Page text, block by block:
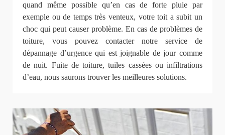
quand même possible qu’en cas de forte pluie par
exemple ou de temps très venteux, votre toit a subit un
choc qui peut causer problème. En cas de problèmes de
toiture, vous pouvez contacter notre service de
dépannage d’urgence qui est joignable de jour comme
de nuit. Fuite de toiture, tuiles cassées ou infiltrations
d’eau, nous saurons trouver les meilleures solutions.